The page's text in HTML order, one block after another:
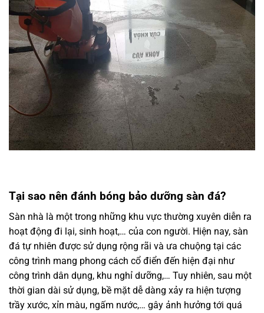
Tại sao nên đánh bóng bảo dưỡng sàn đá?
Sàn nhà là một trong những khu vực thường xuyên diễn ra
hoạt động đi lại, sinh hoạt,… của con người. Hiện nay, sàn
đá tự nhiên được sử dụng rộng rãi và ưa chuộng tại các
công trình mang phong cách cổ điển đến hiện đại như
công trình dân dụng, khu nghỉ dưỡng,… Tuy nhiên, sau một
thời gian dài sử dụng, bề mặt dễ dàng xảy ra hiện tượng
trầy xước, xỉn màu, ngấm nước,… gây ảnh hưởng tới quá